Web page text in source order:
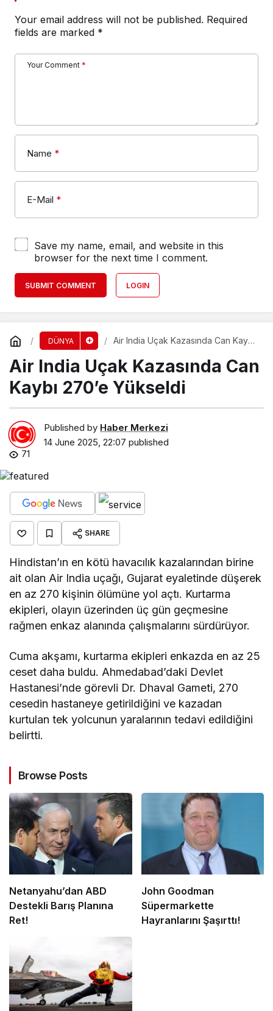
Your email address will not be published. Required
fields are marked *
Your Comment *
Name *
E-Mail *
Save my name, email, and website in this
browser for the next time I comment.
SUBMIT COMMENT LOGIN
DÜNYA
Air India Uçak Kazasında Can Kaybı
Air India Uçak Kazasında Can
Kaybı 270’e Yükseldi
Published by Haber Merkezi
14 June 2025, 22:07 published
71
SHARE
Hindistan’ın en kötü havacılık kazalarından birine
ait olan Air India uçağı, Gujarat eyaletinde düşerek
en az 270 kişinin ölümüne yol açtı. Kurtarma
ekipleri, olayın üzerinden üç gün geçmesine
rağmen enkaz alanında çalışmalarını sürdürüyor.
Cuma akşamı, kurtarma ekipleri enkazda en az 25
ceset daha buldu. Ahmedabad’daki Devlet
Hastanesi’nde görevli Dr. Dhaval Gameti, 270
cesedin hastaneye getirildiğini ve kazadan
kurtulan tek yolcunun yaralarının tedavi edildiğini
belirtti.
Browse Posts
Netanyahu’dan ABD
Destekli Barış Planına
Ret!
John Goodman
Süpermarkette
Hayranlarını Şaşırttı!